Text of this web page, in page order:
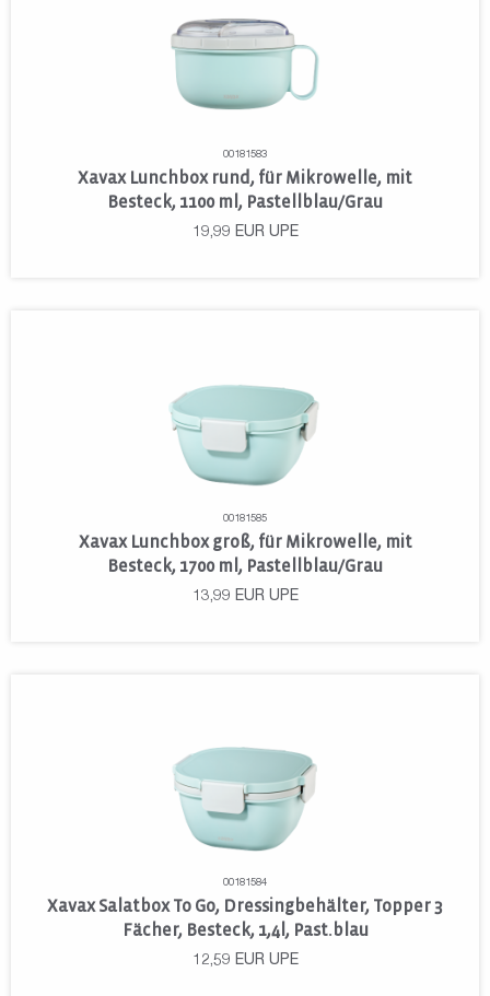
00181583
Xavax Lunchbox rund, für Mikrowelle, mit
Besteck, 1100 ml, Pastellblau/Grau
19,99 EUR UPE
00181585
Xavax Lunchbox groß, für Mikrowelle, mit
Besteck, 1700 ml, Pastellblau/Grau
13,99 EUR UPE
00181584
Xavax Salatbox To Go, Dressingbehälter, Topper 3
Fächer, Besteck, 1,4l, Past.blau
12,59 EUR UPE